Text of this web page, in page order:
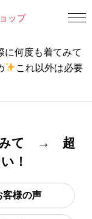
ップ
に何度も着てみて
これ以外は必要
みて → 超
！
客様の声